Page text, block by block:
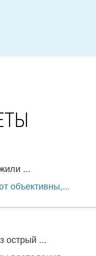
...
объективны,...
острый ...